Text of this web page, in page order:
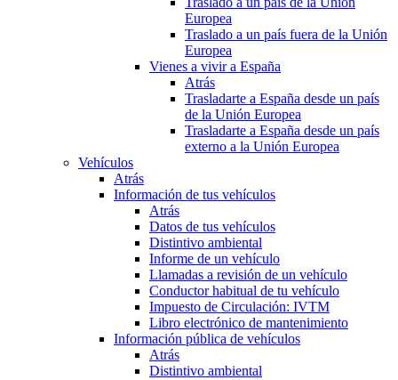
Europea
Traslado a un país fuera de la Unión
Europea
Vienes a vivir a España
Atrás
Trasladarte a España desde un país
de la Unión Europea
Trasladarte a España desde un país
externo a la Unión Europea
Vehículos
Atrás
Información de tus vehículos
Atrás
Datos de tus vehículos
Distintivo ambiental
Informe de un vehículo
Llamadas a revisión de un vehículo
Conductor habitual de tu vehículo
Impuesto de Circulación: IVTM
Libro electrónico de mantenimiento
Información pública de vehículos
Atrás
Distintivo ambiental